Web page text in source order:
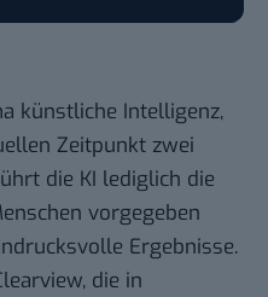
künstliche Intelligenz,
Zeitpunkt zwei
die KI lediglich die
vorgegeben
Ergebnisse.
die in